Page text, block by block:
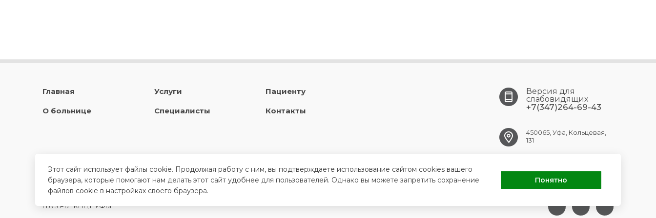
Главная
О больнице
Услуги
Специалисты
Пациенту
Контакты
Версия для
слабовидящих
+7(347)264-69-43
450065, Уфа, Кольцевая,
131
ГБУЗ РБ ГКПЦ Г.УФЫ
Этот сайт использует файлы cookie. Продолжая работу с ним, вы подтверждаете использование сайтом cookies вашего
браузера, которые помогают нам делать этот сайт удобнее для пользователей. Однако вы можете запретить сохранение
файлов cookie в настройках своего браузера.
Понятно